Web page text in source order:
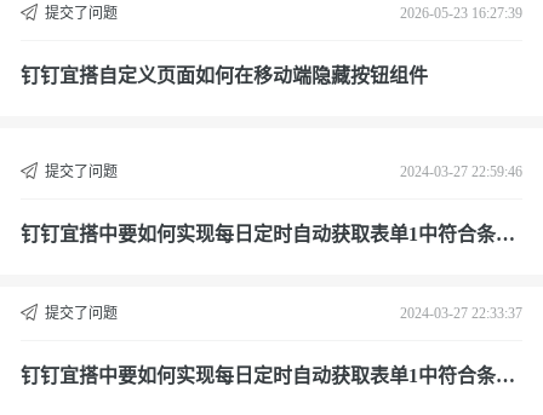
提交了问题 2026-05-23 16:27:39
钉钉宜搭自定义页面如何在移动端隐藏按钮组件
提交了问题 2024-03-27 22:59:46
钉钉宜搭中要如何实现每日定时自动获取表单1中符合条件
提交了问题 2024-03-27 22:33:37
钉钉宜搭中要如何实现每日定时自动获取表单1中符合条件